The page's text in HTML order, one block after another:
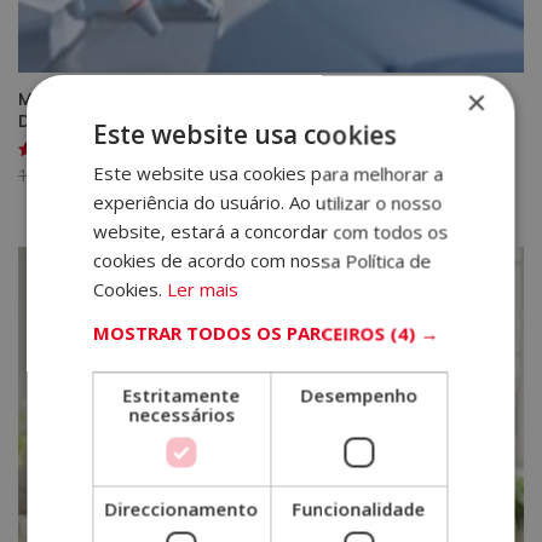
Mestrado em Gestão e Administração de Clínicas
Dentárias
Avaliação
5.00
1.580,00
O
preço
original
era:
1.580,00€.
395,00€O
preço
atual
é:
395,00€.
×
Este website usa cookies
Este website usa cookies para melhorar a
experiência do usuário. Ao utilizar o nosso
website, estará a concordar com todos os
cookies de acordo com nossa Política de
Cookies. Ler mais
MOSTRAR TODOS OS PARCEIROS (4) →
Estritamente
necessários
Desempenho
Direccionamento Funcionalidade